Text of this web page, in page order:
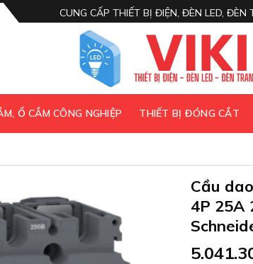
CUNG CẤP THIẾT BỊ ĐIỆN, ĐÈN LED, ĐÈN
Ổ CẮM CÔNG NGHIỆP THIẾT BỊ ĐÓNG CẮT
Cầu
4P 25A